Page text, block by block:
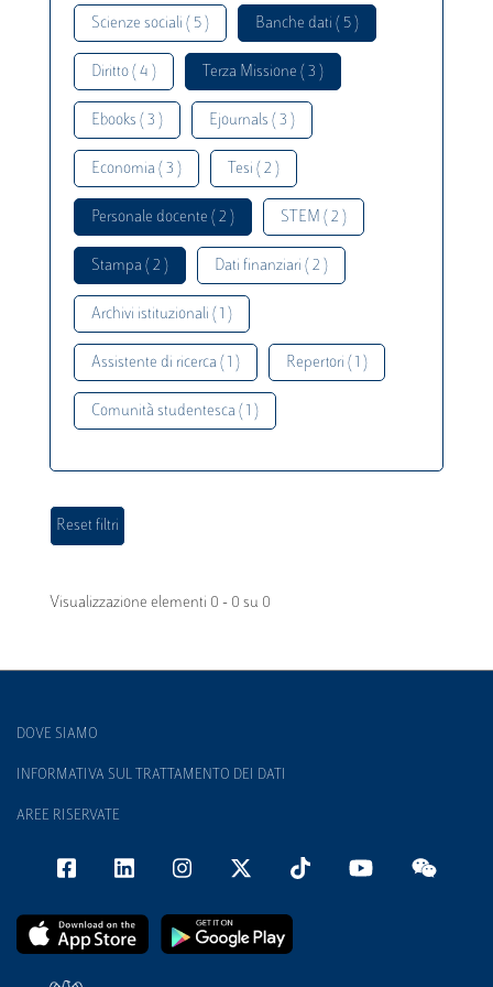
Scienze sociali ( 5 ) Banche dati ( 5 )
Diritto ( 4 ) Terza Missione ( 3 )
Ebooks ( 3 ) Ejournals ( 3 )
Economia ( 3 ) Tesi ( 2 )
Personale docente ( 2 ) STEM ( 2 )
Stampa ( 2 ) Dati finanziari ( 2 )
Archivi istituzionali ( 1 )
Assistente di ricerca ( 1 ) Repertori ( 1 )
Comunità studentesca ( 1 )
Visualizzazione elementi 0 - 0 su 0
DOVE SIAMO
INFORMATIVA SUL TRATTAMENTO DEI DATI
AREE RISERVATE